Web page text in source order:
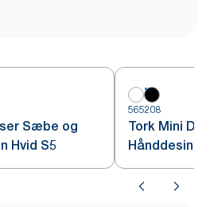
Sæbe og
Hvid S5
565208
Tork Mini